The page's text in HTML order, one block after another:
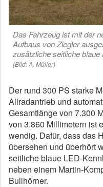
Das Fahrzeug ist mit der
Aufbaus von Ziegler
zusätzliche seitliche blaue
(Bild: A. Müller)
Der rund 300 PS starke
Allradantrieb und
Gesamtlänge von 7.300
von 3.860 Millimetern ist
wendig. Dafür, dass das
übersehen und überhört
seitliche blaue LED-
neben einem Martin-
Bullhörner.